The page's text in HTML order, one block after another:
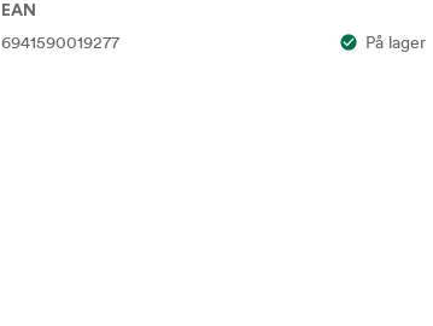
EAN
6941590019277 På lager